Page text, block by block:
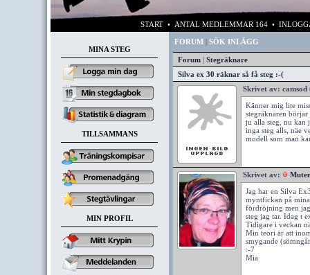
START • ANTAL MEDLEMMAR 164 •
MINA STEG
TILLSAMMANS
MIN PROFIL
FORUM| SÖK INLÄGG
Forum| Stegräknare
Silva ex 30 räknar så få steg :-(
Skrivet av: camsod
Känner mig lite
stegräknaren
ju alla steg, nu kan
inga steg alls, näe
modell som man
Skrivet av:
Jag har en Silva
myntfickan på
fördröjning men
steg jag tar. Idag t
Tidigare i veckan
Min teori är att
smygande
:-7
Mia